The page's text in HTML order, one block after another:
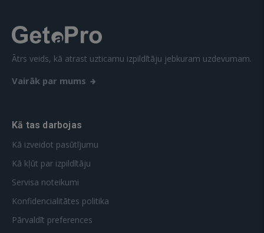
Ātrs veids, kā atrast uzticamu izpildītāju jebkuram uzdevumam.
Vairāk par mums
Kā tas darbojas
Kā izveidot pasūtījumu
Kā kļūt par izpildītāju
Servisa noteikumi
Konfidencialitātes politika
Pārvaldīt preferences